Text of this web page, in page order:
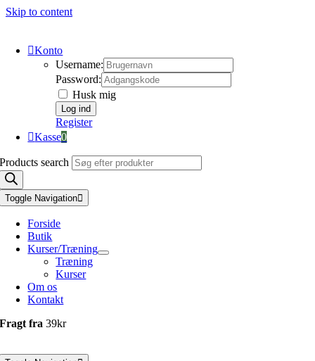
Skip to content
Konto
Username:
Password:
Husk mig
Register
Kasse0
Products search
Toggle Navigation
Forside
Butik
Kurser/Træning
Træning
Kurser
Om os
Kontakt
Fragt fra39kr